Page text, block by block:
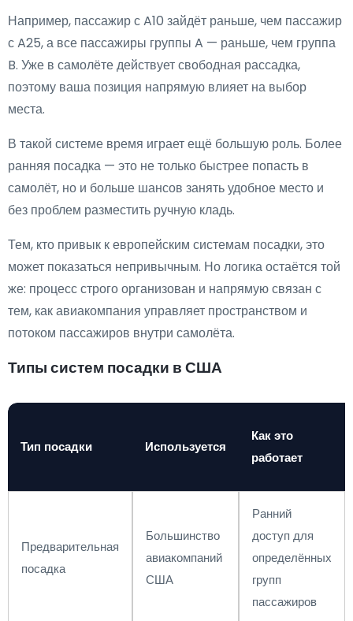
Например, пассажир с A10 зайдёт раньше, чем пассажир
с A25, а все пассажиры группы A — раньше, чем группа
B. Уже в самолёте действует свободная рассадка,
поэтому ваша позиция напрямую влияет на выбор
места.
В такой системе время играет ещё большую роль. Более
ранняя посадка — это не только быстрее попасть в
самолёт, но и больше шансов занять удобное место и
без проблем разместить ручную кладь.
Тем, кто привык к европейским системам посадки, это
может показаться непривычным. Но логика остаётся той
же: процесс строго организован и напрямую связан с
тем, как авиакомпания управляет пространством и
потоком пассажиров внутри самолёта.
Типы систем посадки в США
Тип посадки Используется
Как это
работает
Предварительная
посадка
Большинство
авиакомпаний
США
Ранний
доступ для
определённых
групп
пассажиров